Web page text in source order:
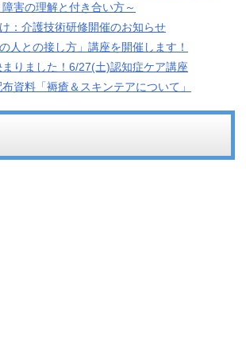
害の理解と付き合い方～
：介護技術研修開催のお知らせ
人との接し方」講座を開催します！
りました！6/27(土)認知症ケア講座
布資料「褥瘡＆スキンテアについて」